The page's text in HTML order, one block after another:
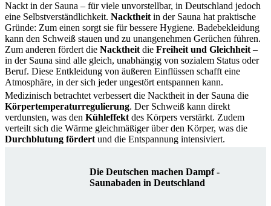
Nackt in der Sauna – für viele unvorstellbar, in Deutschland jedoch
eine Selbstverständlichkeit. Nacktheit in der Sauna hat praktische
Gründe: Zum einen sorgt sie für bessere Hygiene. Badebekleidung
kann den Schweiß stauen und zu unangenehmen Gerüchen führen.
Zum anderen fördert die Nacktheit die Freiheit und Gleichheit –
in der Sauna sind alle gleich, unabhängig von sozialem Status oder
Beruf. Diese Entkleidung von äußeren Einflüssen schafft eine
Atmosphäre, in der sich jeder ungestört entspannen kann.
Medizinisch betrachtet verbessert die Nacktheit in der Sauna die
Körpertemperaturregulierung. Der Schweiß kann direkt
verdunsten, was den Kühleffekt des Körpers verstärkt. Zudem
verteilt sich die Wärme gleichmäßiger über den Körper, was die
Durchblutung fördert und die Entspannung intensiviert.
Die Deutschen machen Dampf -
Saunabaden in Deutschland